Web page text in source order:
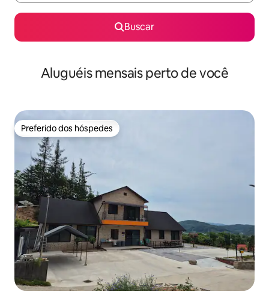
Buscar
Aluguéis mensais perto de você
Preferido dos hóspedes
Preferido dos hóspedes